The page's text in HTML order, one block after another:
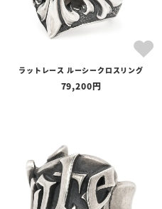
ラットレース ルーシークロスリング
79,200